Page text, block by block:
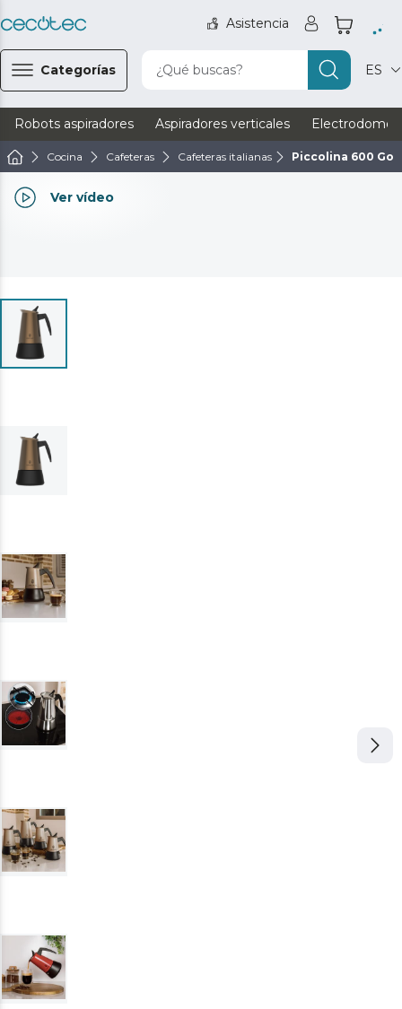
Asistencia
Categorías ¿Qué buscas? ES
Robots aspiradores Aspiradores verticales
Cocina Cafeteras Cafeteras italianas Piccolina 600
Ver vídeo